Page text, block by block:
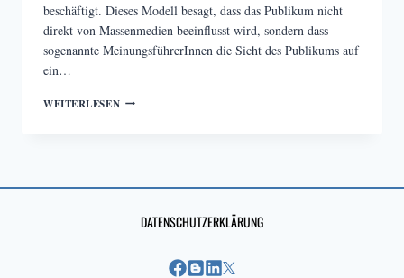
beschäftigt. Dieses Modell besagt, dass das Publikum nicht
direkt von Massenmedien beeinflusst wird, sondern dass
sogenannte MeinungsführerInnen die Sicht des Publikums auf
ein…
WEITERLESENVOM
OPINION
MEDIEN?
DATENSCHUTZERKLÄRUNG